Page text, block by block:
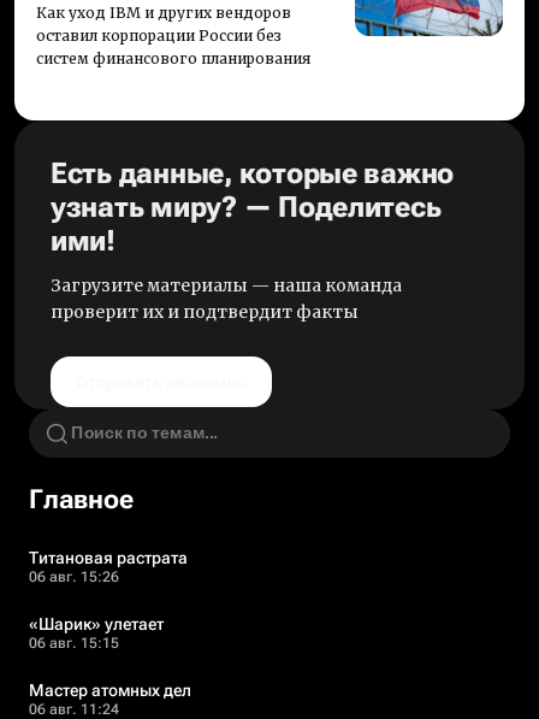
Как уход IBM и других вендоров
оставил корпорации России без
систем финансового планирования
Есть данные, которые важно
узнать миру? — Поделитесь
ими!
Загрузите материалы — наша команда
проверит их и подтвердит факты
Главное
Титановая растрата
06 авг. 15:26
«Шарик» улетает
06 авг. 15:15
Мастер атомных дел
06 авг. 11:24